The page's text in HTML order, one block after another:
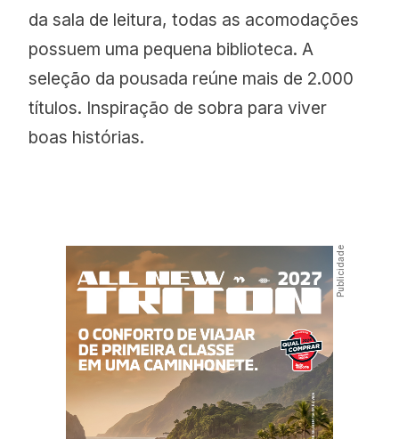
da sala de leitura, todas as acomodações
possuem uma pequena biblioteca. A
seleção da pousada reúne mais de 2.000
títulos. Inspiração de sobra para viver
boas histórias.